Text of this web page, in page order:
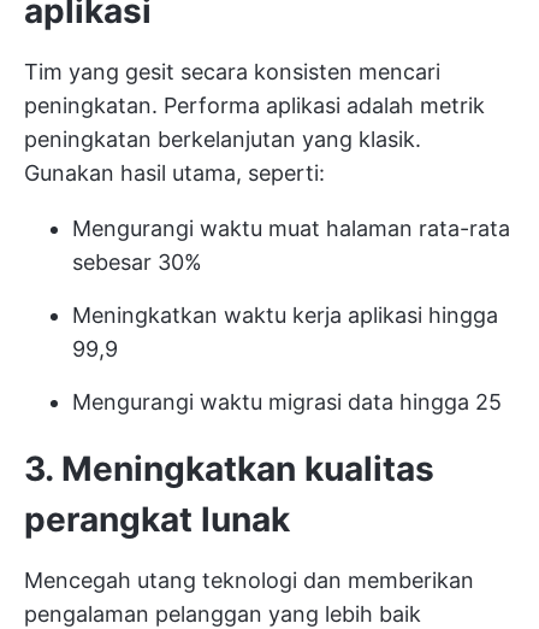
aplikasi
Tim yang gesit secara konsisten mencari
peningkatan. Performa aplikasi adalah metrik
peningkatan berkelanjutan yang klasik.
Gunakan hasil utama, seperti:
Mengurangi waktu muat halaman rata-rata
sebesar 30%
Meningkatkan waktu kerja aplikasi hingga
99,9
Mengurangi waktu migrasi data hingga 25
3. Meningkatkan kualitas
perangkat lunak
Mencegah utang teknologi dan memberikan
pengalaman pelanggan yang lebih baik